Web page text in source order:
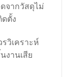
จากวัสดุไม่
ตั้ง
วิเคราะห์
งานเสีย